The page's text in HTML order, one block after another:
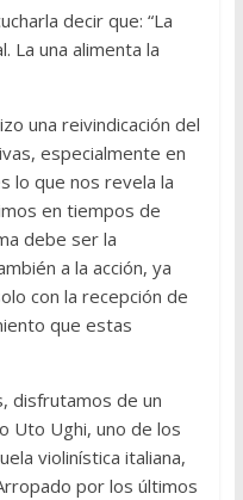
decir que: “La
La una alimenta la
una reivindicación del
especialmente en
lo que nos revela la
en tiempos de
debe ser la
a la acción, ya
con la recepción de
que estas
disfrutamos de un
Uto Ughi, uno de los
violinística italiana,
por los últimos